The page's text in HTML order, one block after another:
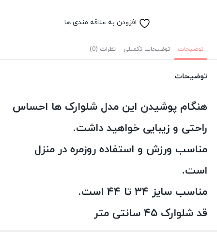
افزودن به علاقه مندی ها
توضیحات توضیحات تکمیلی نظرات (0)
توضیحات
هنگام پوشیدن این مدل شلوارک ها احساس
راحتی و زیبایی خواهید داشت.
مناسب ورزش و استفاده روزمره در منزل
است.
مناسب سایز ۳۴ تا ۴۴ است.
قد شلوارک ۴۵ سانتی متر